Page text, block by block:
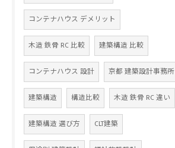
コンテナハウス デメリット
木造 鉄骨 RC 比較 建築構造 比較
コンテナハウス 設計 京都 建築設計事務所
建築構造 構造比較 木造 鉄骨 RC 違い
建築構造 選び方 CLT建築